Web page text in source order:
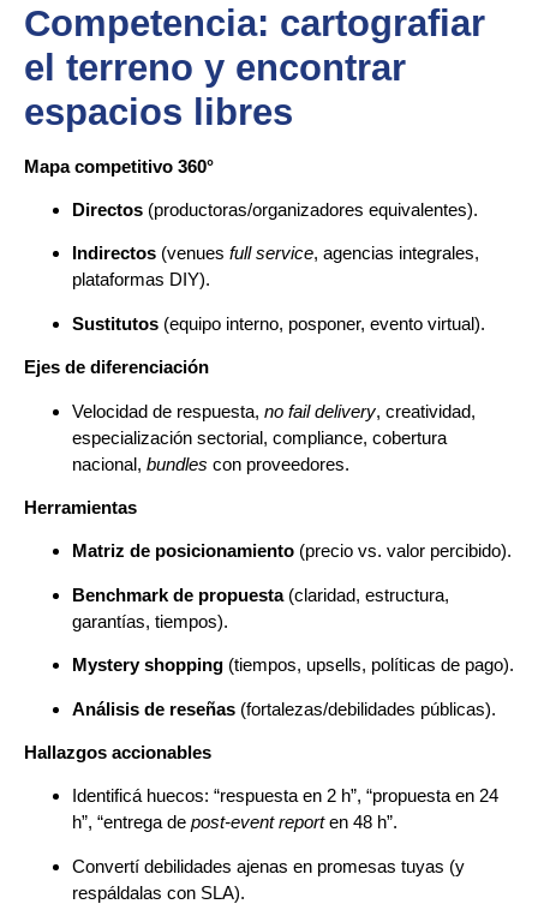
Competencia: cartografiar
el terreno y encontrar
espacios libres
Mapa competitivo 360°
Directos (productoras/organizadores equivalentes).
Indirectos (venues full service, agencias integrales,
plataformas DIY).
Sustitutos (equipo interno, posponer, evento virtual).
Ejes de diferenciación
Velocidad de respuesta, no fail delivery, creatividad,
especialización sectorial, compliance, cobertura
nacional, bundles con proveedores.
Herramientas
Matriz de posicionamiento (precio vs. valor percibido).
Benchmark de propuesta(claridad, estructura,
garantías, tiempos).
Mystery shopping (tiempos, upsells, políticas de pago).
Análisis de reseñas (fortalezas/debilidades públicas).
Hallazgos accionables
Identificá huecos: “respuesta en 2 h”, “propuesta en 24
h”, “entrega de post-event reporten 48 h”.
Convertí debilidades ajenas en promesas tuyas (y
respáldalas con SLA).